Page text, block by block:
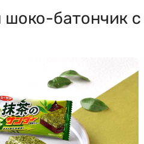
шоко-батончик